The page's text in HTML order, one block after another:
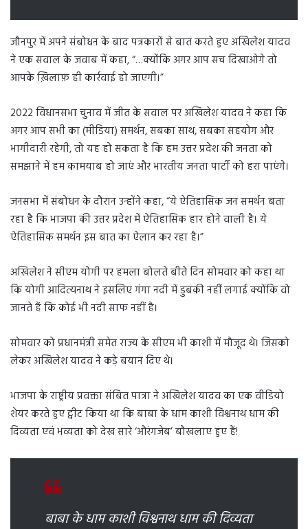
जौनपुर में अपने संबोधन के बाद पत्रकारों से बात करते हुए अखिलेश यादव
ने एक सवाल के जवाब में कहा, “…क्योंकि अगर आप सच दिखाओगे तो
आपके ख़िलाफ़ ही कार्रवाई हो जाएगी।”
2022 विधानसभा चुनाव में जीत के सवाल पर अखिलेश यादव ने कहा कि
अगर आप सभी का (मीडिया) समर्थन, सबका साथ, सबका सहयोग और
भागीदारी रहेगी, तो यह हो सकता है कि हम उत्तर प्रदेश की जनता को
समझाने में हम कामयाब हो जाएं और भारतीय जनता पार्टी को हरा पाएंगे।
जनसभा में संबोधन के दौरान उन्होंने कहा, “ये ऐतिहासिक जन समर्थन बता
रहा है कि भाजपा की उत्तर प्रदेश में ऐतिहासिक हार होने वाली है। ये
ऐतिहासिक समर्थन इस बात का ऐलान कर रहा है।”
अखिलेश ने सीएम योगी पर हमला बोलते बीते दिन सोमवार को कहा था
कि योगी आदित्यनाथ ने इसलिए गंगा नदी में डुबकी नहीं लगाई क्योंकि वो
जानते हैं कि कोई भी नदी साफ नहीं है।
सोमवार को प्रधानमंत्री समेत राज्य के सीएम भी काशी में मौजूद थे। जिसको
लेकर अखिलेश यादव ने कड़े बयान दिए थे।
भाजपा के राष्ट्रीय प्रवक्ता संबित पात्रा ने अखिलेश यादव का एक वीडियो
शेयर करते हुए ट्वीट किया था कि बाबा के धाम काशी विश्वनाथ धाम की
दिव्यता एवं भव्यता को देख सारे ‘औरंगजेब’ बौखलाए हुए हैं!
बाबा के धाम काशी विश्वनाथ धाम की दिव्यता